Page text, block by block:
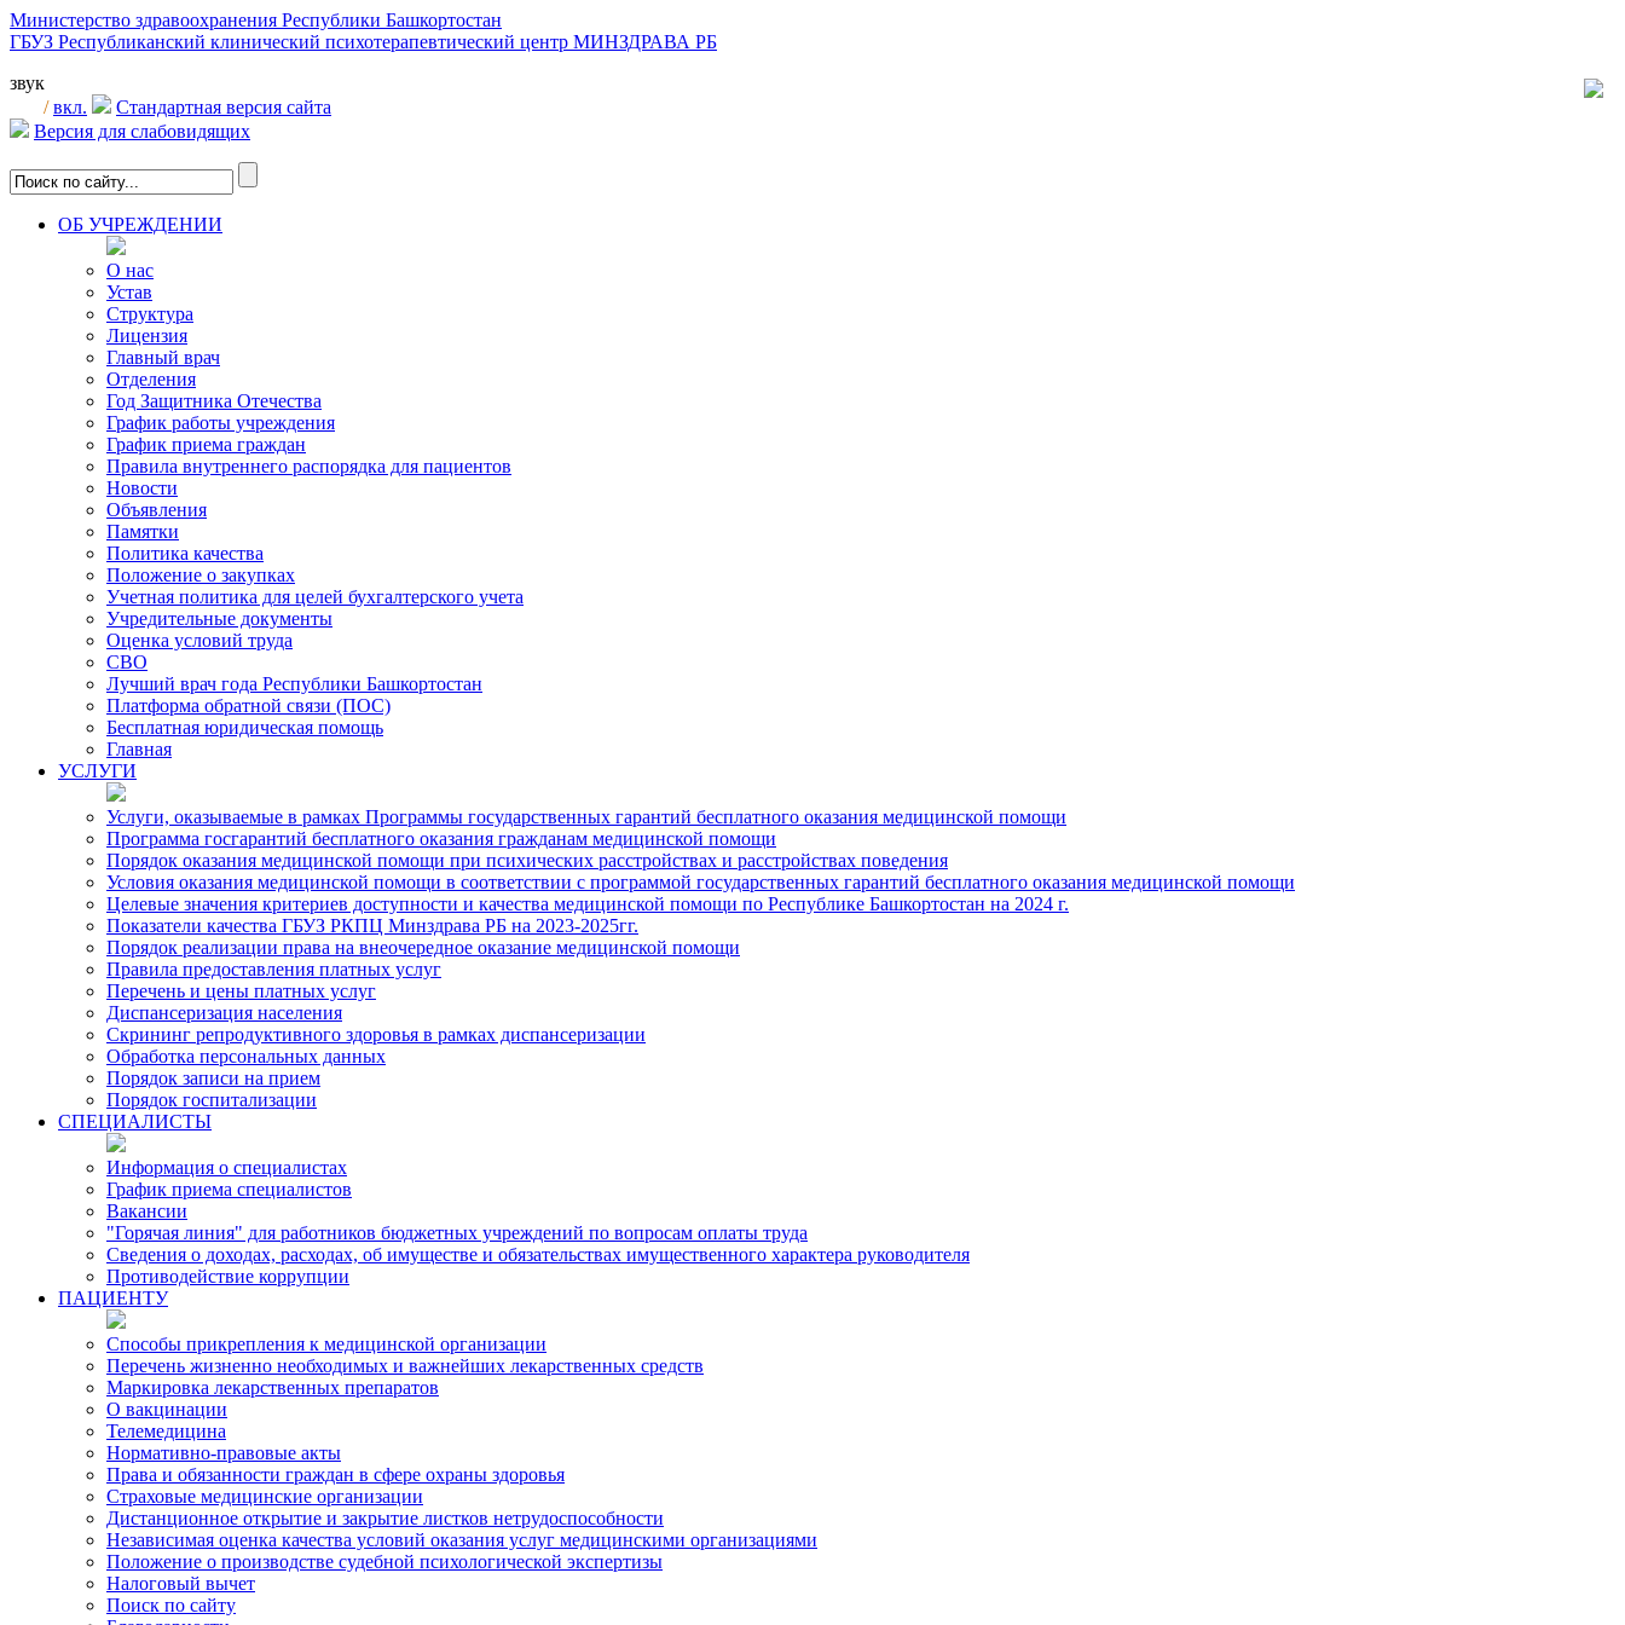
Министерство здравоохранения Республики Башкортостан
ГБУЗ Республиканский клинический психотерапевтический центр МИНЗДРАВА РБ
звук
/ вкл.
Стандартная версия сайта
Версия для слабовидящих
ОБ УЧРЕЖДЕНИИ
О нас
Устав
Структура
Лицензия
Главный врач
Отделения
Год Защитника Отечества
График работы учреждения
График приема граждан
Правила внутреннего распорядка для пациентов
Новости
Объявления
Памятки
Политика качества
Положение о закупках
Учетная политика для целей бухгалтерского учета
Учредительные документы
Оценка условий труда
СВО
Лучший врач года Республики Башкортостан
Платформа обратной связи (ПОС)
Бесплатная юридическая помощь
Главная
УСЛУГИ
Услуги, оказываемые в рамках Программы государственных гарантий бесплатного оказания медицинской помощи
Программа госгарантий бесплатного оказания гражданам медицинской помощи
Порядок оказания медицинской помощи при психических расстройствах и расстройствах поведения
Условия оказания медицинской помощи в соответствии с программой государственных гарантий бесплатного оказания медицинской помощи
Целевые значения критериев доступности и качества медицинской помощи по Республике Башкортостан на 2024 г.
Показатели качества ГБУЗ РКПЦ Минздрава РБ на 2023-2025гг.
Порядок реализации права на внеочередное оказание медицинской помощи
Правила предоставления платных услуг
Перечень и цены платных услуг
Диспансеризация населения
Скрининг репродуктивного здоровья в рамках диспансеризации
Обработка персональных данных
Порядок записи на прием
Порядок госпитализации
СПЕЦИАЛИСТЫ
Информация о специалистах
График приема специалистов
Вакансии
"Горячая линия" для работников бюджетных учреждений по вопросам оплаты труда
Сведения о доходах, расходах, об имуществе и обязательствах имущественного характера руководителя
Противодействие коррупции
ПАЦИЕНТУ
Способы прикрепления к медицинской организации
Перечень жизненно необходимых и важнейших лекарственных средств
Маркировка лекарственных препаратов
О вакцинации
Телемедицина
Нормативно-правовые акты
Права и обязанности граждан в сфере охраны здоровья
Страховые медицинские организации
Дистанционное открытие и закрытие листков нетрудоспособности
Независимая оценка качества условий оказания услуг медицинскими организациями
Положение о производстве судебной психологической экспертизы
Налоговый вычет
Поиск по сайту